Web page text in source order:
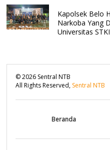
Kapolsek Belo
Narkoba Yang
Universitas
©2026 Sentral NTB
All Rights Reserved, Sentral NTB
Beranda